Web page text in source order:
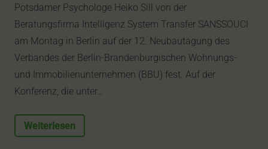
Potsdamer Psychologe Heiko Sill von der
Beratungsfirma Intelligenz System Transfer SANSSOUCI
am Montag in Berlin auf der 12. Neubautagung des
Verbandes der Berlin-Brandenburgischen Wohnungs-
und Immobilienunternehmen (BBU) fest. Auf der
Konferenz, die unter…
Weiterlesen